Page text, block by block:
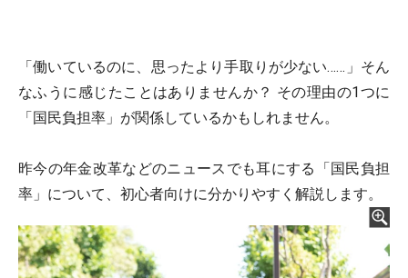
「働いているのに、思ったより手取りが少ない……」そん
なふうに感じたことはありませんか？ その理由の1つに
「国民負担率」が関係しているかもしれません。
昨今の年金改革などのニュースでも耳にする「国民負担
率」について、初心者向けに分かりやすく解説します。